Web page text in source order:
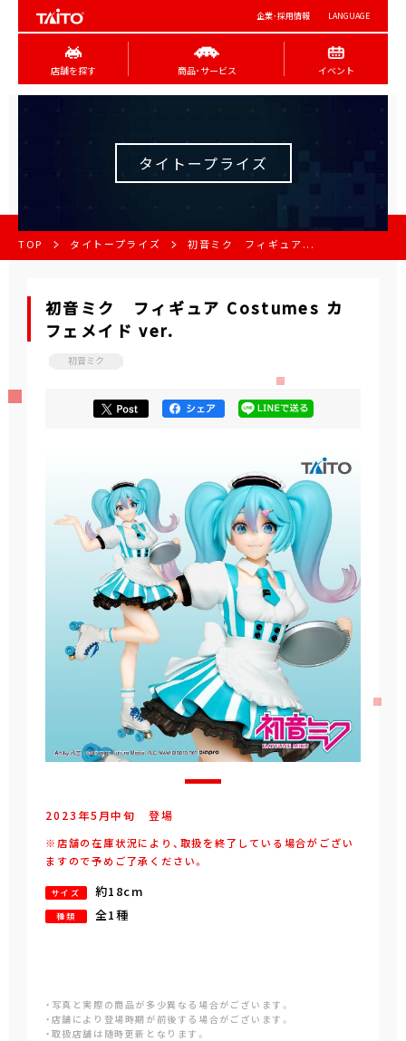
企業･採用情報 LANGUAGE
店舗を探す 商品･サービス イベント
タイトープライズ
TOP タイトープライズ 初音ミク フィギュア...
初音ミク フィギュア Costumes カ
フェメイド ver.
初音ミク
2023年5 月中旬 登場
※店舗の在庫状況により、取扱を終了している場合がござい
ますので予めご了承ください。
サイズ 約18cm
種類 全1種
・写真と実際の商品が多少異なる場合がございます。
・店舗により登場時期が前後する場合がございます。
・取扱店舗は随時更新となります。